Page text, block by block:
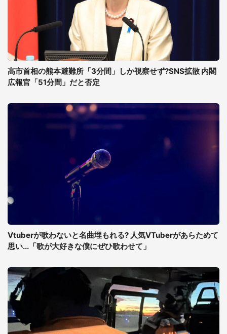
高市首相の熊本避難所「3分間」しか視察せず?SNS拡散 内閣
広報官「51分間」だと否定
Vtuberが歌わないと名曲埋もれる? 人気VTuberがあらためて
思い...「歌が大好きな僕にぜひ歌わせて」